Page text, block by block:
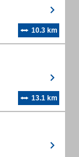
10.3 km
13.1 km